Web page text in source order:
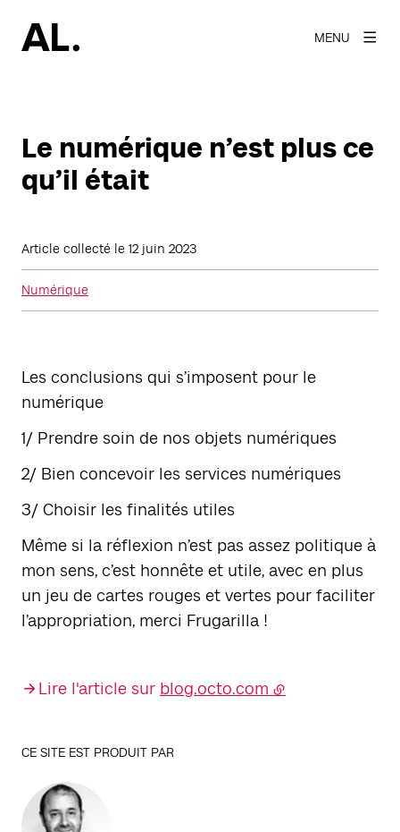
MENU
Le numérique n’est plus ce
qu’il était
Article collecté le 12 juin 2023
Numérique
Les conclusions qui s’imposent pour le
numérique
1/ Prendre soin de nos objets numériques
2/ Bien concevoir les services numériques
3/ Choisir les finalités utiles
Même si la réflexion n’est pas assez politique à
mon sens, c’est honnête et utile, avec en plus
un jeu de cartes rouges et vertes pour faciliter
l’appropriation, merci Frugarilla !
Lire l'article sur blog.octo.com
CE SITE EST PRODUIT PAR